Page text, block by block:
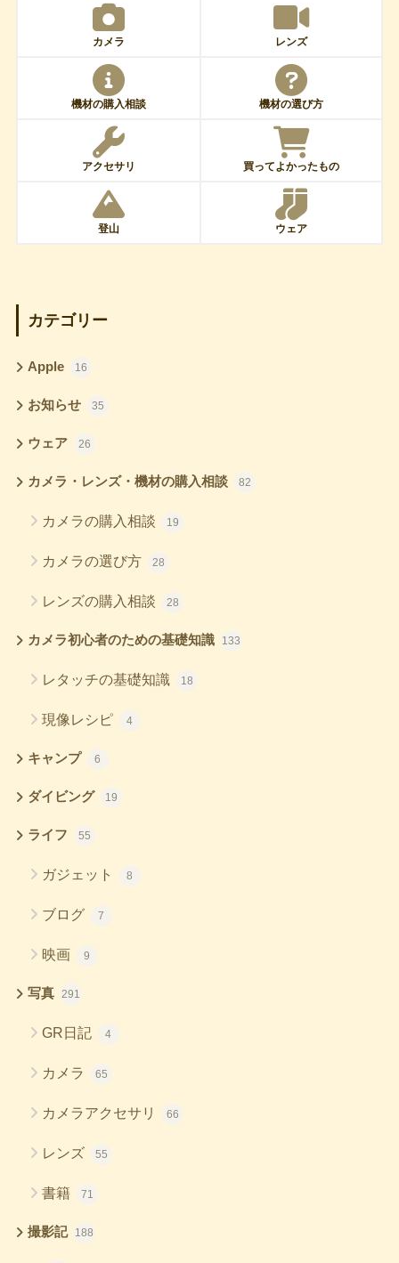
カメラ レンズ
機材の購入相談 機材の選び方
アクセサリ 買ってよかったもの
登山 ウェア
カテゴリー
Apple 16
お知らせ 35
ウェア 26
カメラ・レンズ・機材の購入相談 82
カメラの購入相談 19
カメラの選び方 28
レンズの購入相談 28
カメラ初心者のための基礎知識 133
レタッチの基礎知識 18
現像レシピ 4
キャンプ 6
ダイビング 19
ライフ 55
ガジェット 8
ブログ 7
映画 9
写真 291
GR日記 4
カメラ 65
カメラアクセサリ 66
レンズ 55
書籍 71
撮影記 188